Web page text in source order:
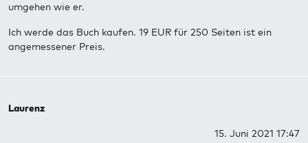
umgehen wie er.
Ich werde das Buch kaufen. 19 EUR für 250 Seiten ist ein
angemessener Preis.
Laurenz
15. Juni 2021 17:47